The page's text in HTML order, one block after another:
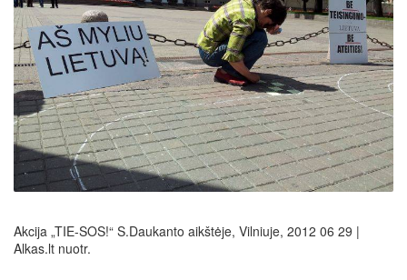
Akcija „TIE-SOS!“ S.Daukanto aikštėje, Vilniuje, 2012 06 29 |
Alkas.lt nuotr.